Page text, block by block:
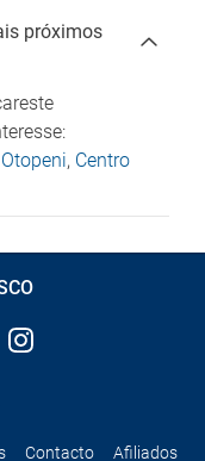
próximos
, Centro
Contacto Afiliados